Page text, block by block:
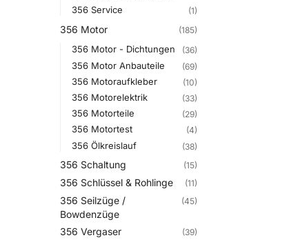
356 Service (1)
356 Motor (185)
356 Motor - Dichtungen (36)
356 Motor Anbauteile (69)
356 Motoraufkleber (10)
356 Motorelektrik (33)
356 Motorteile (29)
356 Motortest (4)
356 Ölkreislauf (38)
356 Schaltung (15)
356 Schlüssel & Rohlinge (11)
356 Seilzüge /
Bowdenzüge
(45)
356 Vergaser (39)